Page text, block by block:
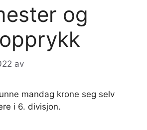
og
av
mandag krone seg selv
i 6. divisjon.